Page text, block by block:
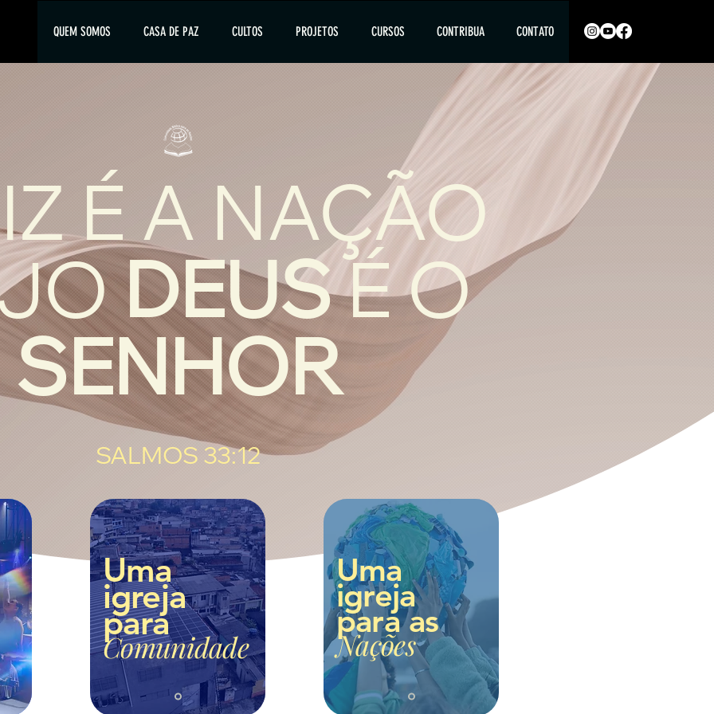
QUEM SOMOS CASA DE PAZ CULTOS PROJETOS CURSOS CONTRIBUA CONTATO
É A NAÇÃO
DEUSÉ O
SENHOR
SALMOS 33:12
Uma
igreja
para
Comunidade
Uma
igreja
para as
Nações